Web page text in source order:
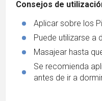
Consejos de
Aplicar sobre los
Puede utilizarse a
Masajear hasta
Se recomienda
antes de ir a